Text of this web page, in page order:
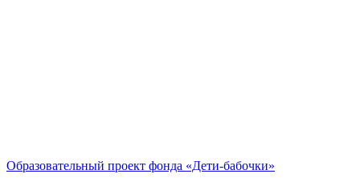
Образовательный проект фонда «Дети-бабочки»